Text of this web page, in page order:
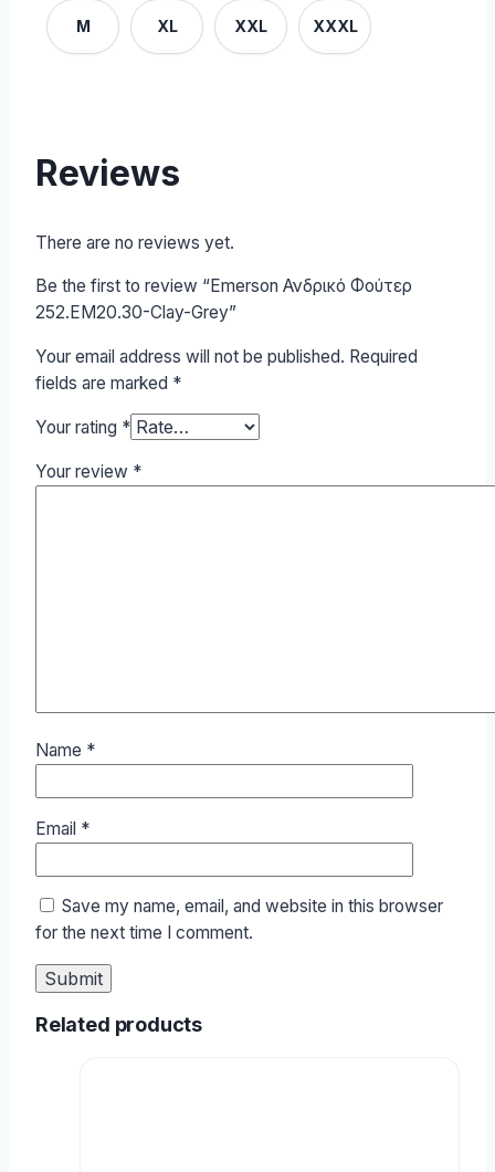
M XL XXL XXXL
Reviews
There are no reviews yet.
Be the first to review “Emerson Ανδρικό Φούτερ
252.EM20.30-Clay-Grey”
Your email address will not be published. Required
fields are marked *
Your rating *
Your review *
Name *
Email *
Save my name, email, and website in this browser
for the next time I comment.
Related products